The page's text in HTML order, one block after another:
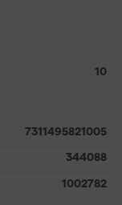
tien stuks,
wat zorgt voor
oppervlak te
bij het
10
7311495821005
344088
1002782